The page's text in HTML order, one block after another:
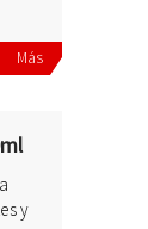
Más
y